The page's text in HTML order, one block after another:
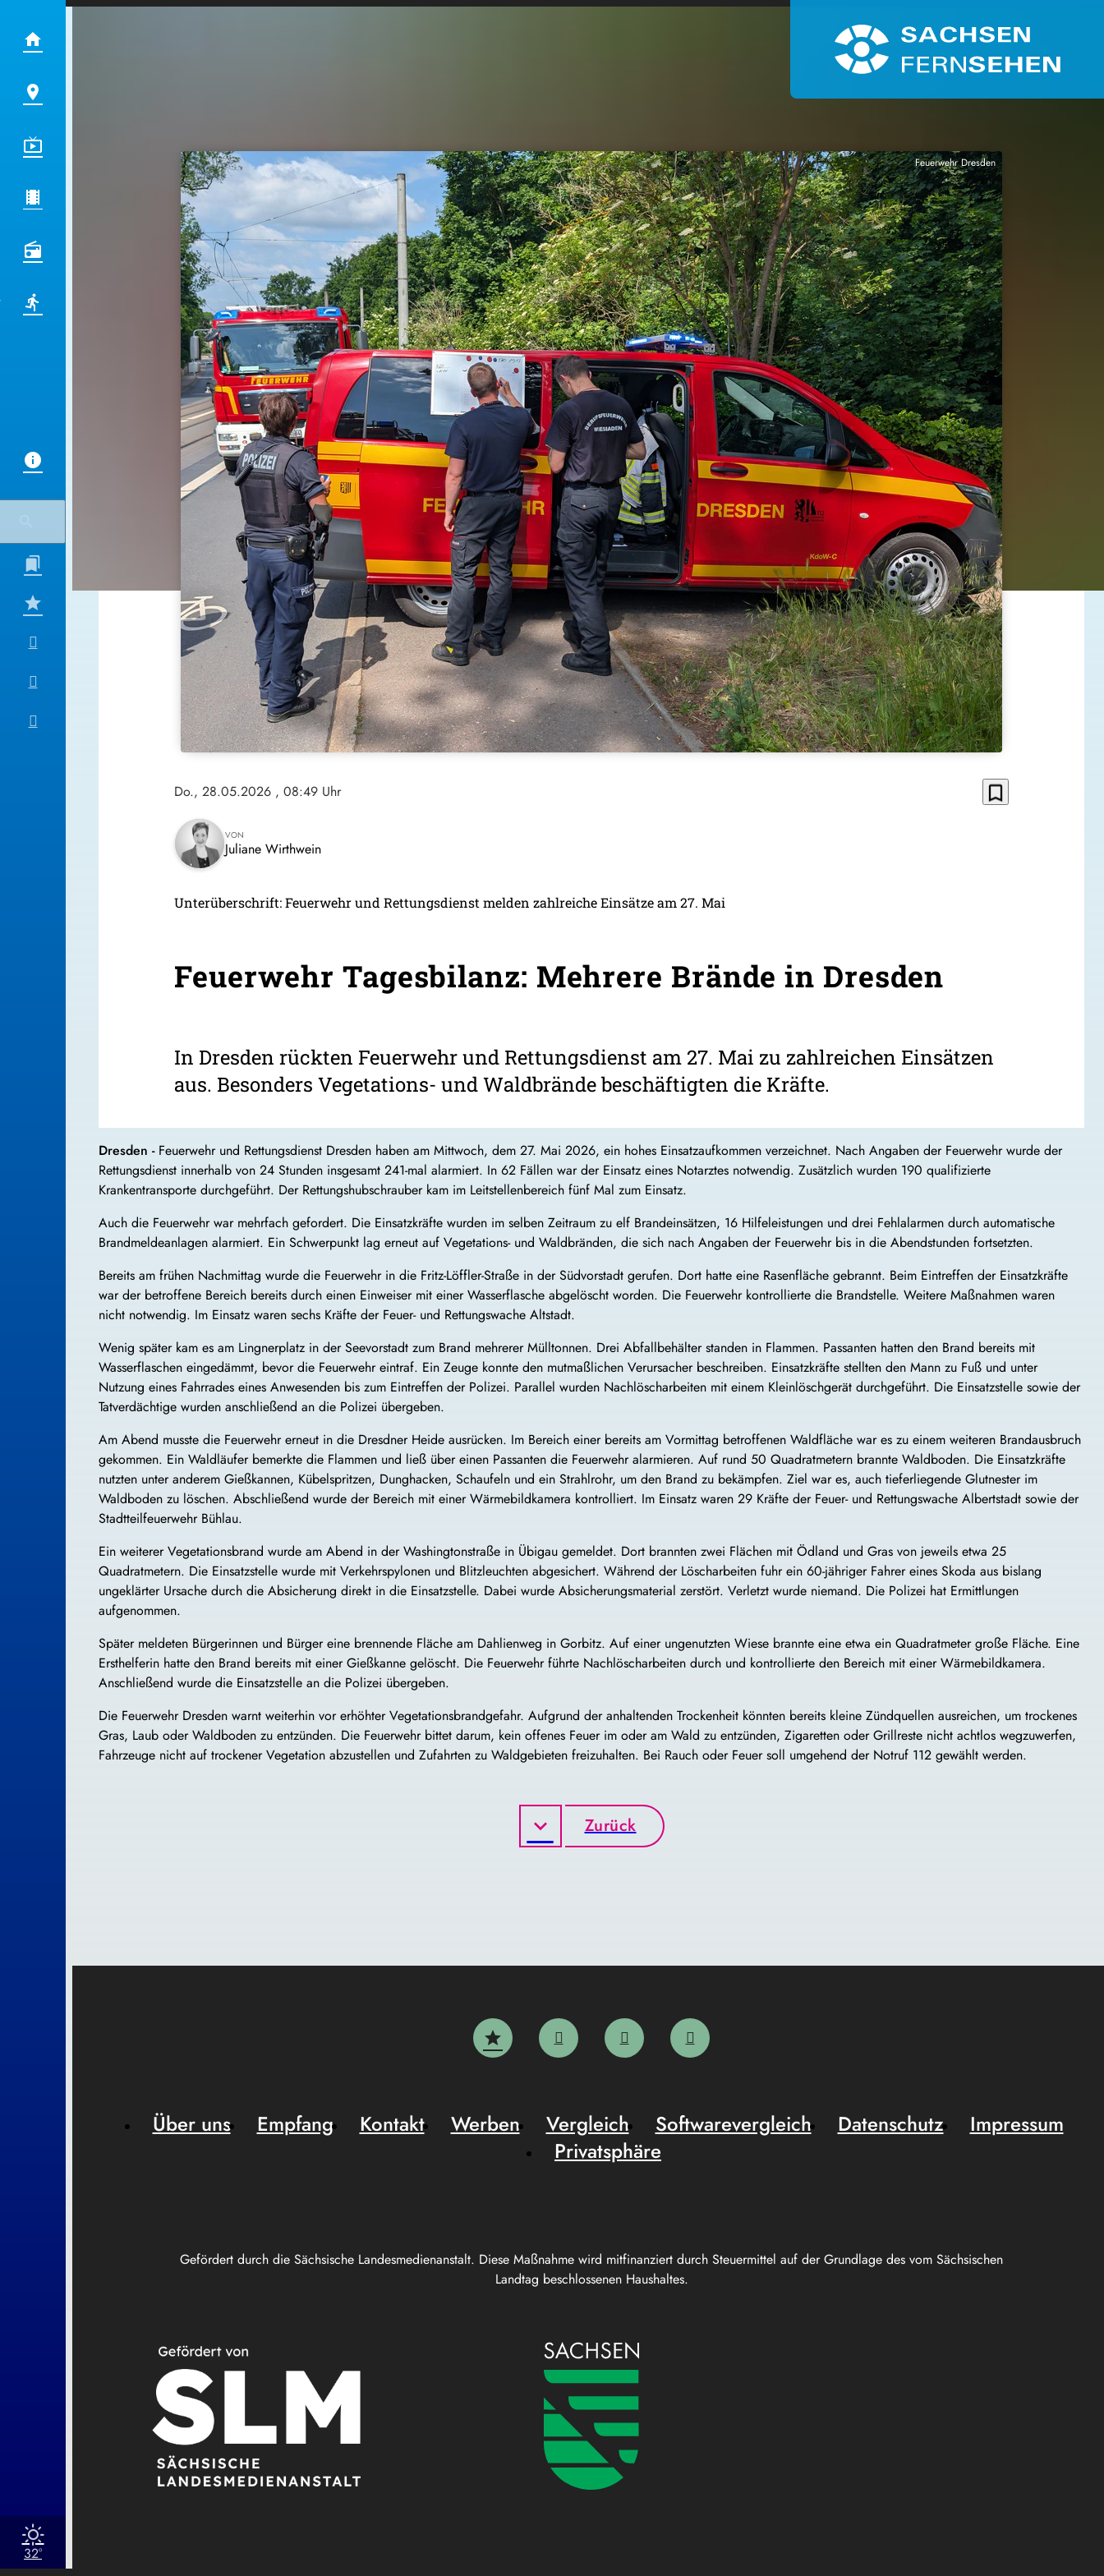
32°
Feuerwehr Dresden
Do., 28.05.2026 , 08:49 Uhr bookmark_border
VON
Juliane Wirthwein
Unterüberschrift: Feuerwehr und Rettungsdienst melden zahlreiche Einsätze am 27. Mai
Feuerwehr Tagesbilanz: Mehrere Brände in Dresden
In Dresden rückten Feuerwehr und Rettungsdienst am 27. Mai zu zahlreichen Einsätzen
aus. Besonders Vegetations- und Waldbrände beschäftigten die Kräfte.
Dresden -Feuerwehr und Rettungsdienst Dresden haben am Mittwoch, dem 27. Mai 2026, ein hohes Einsatzaufkommen verzeichnet. Nach Angaben der Feuerwehr wurde der
Rettungsdienst innerhalb von 24 Stunden insgesamt 241-mal alarmiert. In 62 Fällen war der Einsatz eines Notarztes notwendig. Zusätzlich wurden 190 qualifizierte
Krankentransporte durchgeführt. Der Rettungshubschrauber kam im Leitstellenbereich fünf Mal zum Einsatz.
Auch die Feuerwehr war mehrfach gefordert. Die Einsatzkräfte wurden im selben Zeitraum zu elf Brandeinsätzen, 16 Hilfeleistungen und drei Fehlalarmen durch automatische
Brandmeldeanlagen alarmiert. Ein Schwerpunkt lag erneut auf Vegetations- und Waldbränden, die sich nach Angaben der Feuerwehr bis in die Abendstunden fortsetzten.
Bereits am frühen Nachmittag wurde die Feuerwehr in die Fritz-Löffler-Straße in der Südvorstadt gerufen. Dort hatte eine Rasenfläche gebrannt. Beim Eintreffen der Einsatzkräfte
war der betroffene Bereich bereits durch einen Einweiser mit einer Wasserflasche abgelöscht worden. Die Feuerwehr kontrollierte die Brandstelle. Weitere Maßnahmen waren
nicht notwendig. Im Einsatz waren sechs Kräfte der Feuer- und Rettungswache Altstadt.
Wenig später kam es am Lingnerplatz in der Seevorstadt zum Brand mehrerer Mülltonnen. Drei Abfallbehälter standen in Flammen. Passanten hatten den Brand bereits mit
Wasserflaschen eingedämmt, bevor die Feuerwehr eintraf. Ein Zeuge konnte den mutmaßlichen Verursacher beschreiben. Einsatzkräfte stellten den Mann zu Fuß und unter
Nutzung eines Fahrrades eines Anwesenden bis zum Eintreffen der Polizei. Parallel wurden Nachlöscharbeiten mit einem Kleinlöschgerät durchgeführt. Die Einsatzstelle sowie der
Tatverdächtige wurden anschließend an die Polizei übergeben.
Am Abend musste die Feuerwehr erneut in die Dresdner Heide ausrücken. Im Bereich einer bereits am Vormittag betroffenen Waldfläche war es zu einem weiteren Brandausbruch
gekommen. Ein Waldläufer bemerkte die Flammen und ließ über einen Passanten die Feuerwehr alarmieren. Auf rund 50 Quadratmetern brannte Waldboden. Die Einsatzkräfte
nutzten unter anderem Gießkannen, Kübelspritzen, Dunghacken, Schaufeln und ein Strahlrohr, um den Brand zu bekämpfen. Ziel war es, auch tieferliegende Glutnester im
Waldboden zu löschen. Abschließend wurde der Bereich mit einer Wärmebildkamera kontrolliert. Im Einsatz waren 29 Kräfte der Feuer- und Rettungswache Albertstadt sowie der
Stadtteilfeuerwehr Bühlau.
Ein weiterer Vegetationsbrand wurde am Abend in der Washingtonstraße in Übigau gemeldet. Dort brannten zwei Flächen mit Ödland und Gras von jeweils etwa 25
Quadratmetern. Die Einsatzstelle wurde mit Verkehrspylonen und Blitzleuchten abgesichert. Während der Löscharbeiten fuhr ein 60-jähriger Fahrer eines Skoda aus bislang
ungeklärter Ursache durch die Absicherung direkt in die Einsatzstelle. Dabei wurde Absicherungsmaterial zerstört. Verletzt wurde niemand. Die Polizei hat Ermittlungen
aufgenommen.
Später meldeten Bürgerinnen und Bürger eine brennende Fläche am Dahlienweg in Gorbitz. Auf einer ungenutzten Wiese brannte eine etwa ein Quadratmeter große Fläche. Eine
Ersthelferin hatte den Brand bereits mit einer Gießkanne gelöscht. Die Feuerwehr führte Nachlöscharbeiten durch und kontrollierte den Bereich mit einer Wärmebildkamera.
Anschließend wurde die Einsatzstelle an die Polizei übergeben.
Die Feuerwehr Dresden warnt weiterhin vor erhöhter Vegetationsbrandgefahr. Aufgrund der anhaltenden Trockenheit könnten bereits kleine Zündquellen ausreichen, um trockenes
Gras, Laub oder Waldboden zu entzünden. Die Feuerwehr bittet darum, kein offenes Feuer im oder am Wald zu entzünden, Zigaretten oder Grillreste nicht achtlos wegzuwerfen,
Fahrzeuge nicht auf trockener Vegetation abzustellen und Zufahrten zu Waldgebieten freizuhalten. Bei Rauch oder Feuer soll umgehend der Notruf 112 gewählt werden.
Zurück
Gefördert durch die Sächsische Landesmedienanstalt. Diese Maßnahme wird mitfinanziert durch Steuermittel auf der Grundlage des vom Sächsischen
Landtag beschlossenen Haushaltes.
Über uns Empfang Kontakt Werben Vergleich Softwarevergleich Datenschutz
Impressum
Privatsphäre